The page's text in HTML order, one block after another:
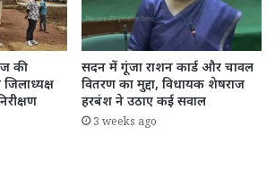
की
सदन में गूंजा राशन कार्ड और चावल
वितरण का मुद्दा, विधायक शेषराज
हरबंश ने उठाए कई सवाल
3 weeks ago